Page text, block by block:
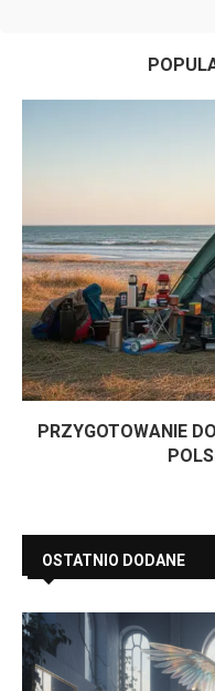
PRZYGOTOWANIE
OSTATNIO DODANE